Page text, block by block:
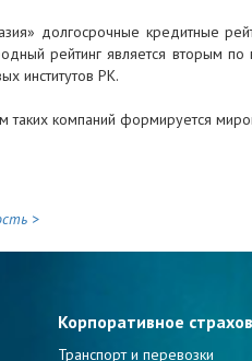
долгосрочные кредитные
рейтинг является вторым
институтов РК.
компаний формируется
>
Корпоративное
Транспорт и перевозки